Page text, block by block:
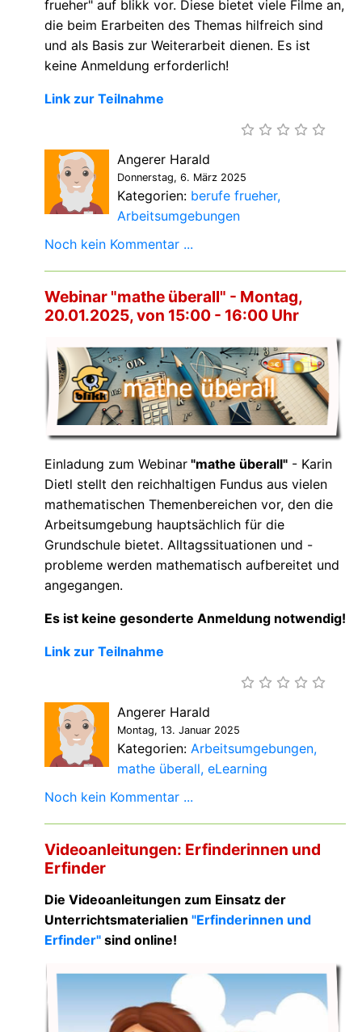
frueher" auf blikk vor. Diese bietet viele Filme an,
die beim Erarbeiten des Themas hilfreich sind
und als Basis zur Weiterarbeit dienen. Es ist
keine Anmeldung erforderlich!
Link zur Teilnahme
Angerer Harald
Donnerstag, 6. März 2025
Kategorien: berufe frueher
Arbeitsumgebungen
Noch kein Kommentar ...
Webinar "mathe überall" - Montag,
20.01.2025, von 15:00 - 16:00 Uhr
Einladung zum Webinar "mathe überall" - Karin
Dietl stellt den reichhaltigen Fundus aus vielen
mathematischen Themenbereichen vor, den die
Arbeitsumgebung hauptsächlich für die
Grundschule bietet. Alltagssituationen und -
probleme werden mathematisch aufbereitet und
angegangen.
Es ist keine gesonderte Anmeldung notwendig!
Link zur Teilnahme
Angerer Harald
Montag, 13. Januar 2025
Kategorien: Arbeitsumgebungen
mathe überall eLearning
Noch kein Kommentar ...
Videoanleitungen: Erfinderinnen und
Erfinder
Die Videoanleitungen zum Einsatz der
Unterrichtsmaterialien "Erfinderinnen und
Erfinder" sind online!